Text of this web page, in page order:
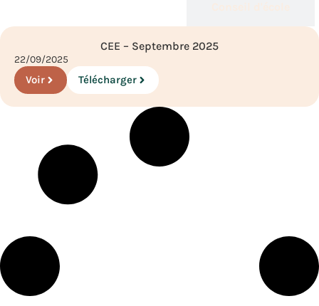
CEE – Septembre 2025
22/09/2025
Voir Télécharger